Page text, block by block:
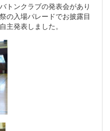
トンクラブの発表会があり
の入場パレードでお披露目
主発表しました。